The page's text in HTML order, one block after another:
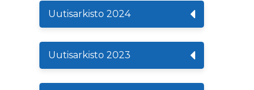
Uutisarkisto 2024
Uutisarkisto 2023